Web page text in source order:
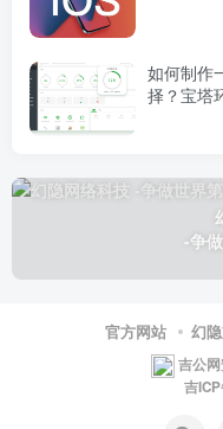
如何制作
择？宝塔
-争
官方网站 幻
吉公
吉